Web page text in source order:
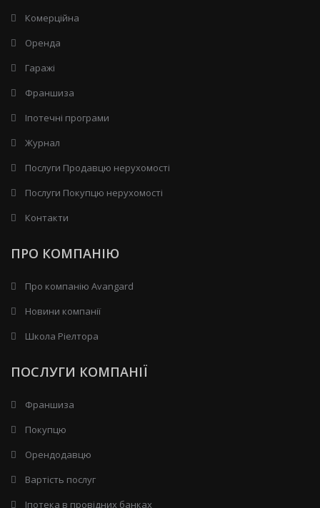
Комерційна
Оренда
Гаражі
Франшиза
Іпотечні програми
Журнал
Послуги Продавцю нерухомості
Послуги Покупцю нерухомості
Контакти
ПРО КОМПАНІЮ
Про компанію Avangard
Новини компанії
Школа Ріелтора
ПОСЛУГИ КОМПАНІЇ
Франшиза
Покупцю
Орендодавцю
Вартість послуг
Іпотека в провідних банках